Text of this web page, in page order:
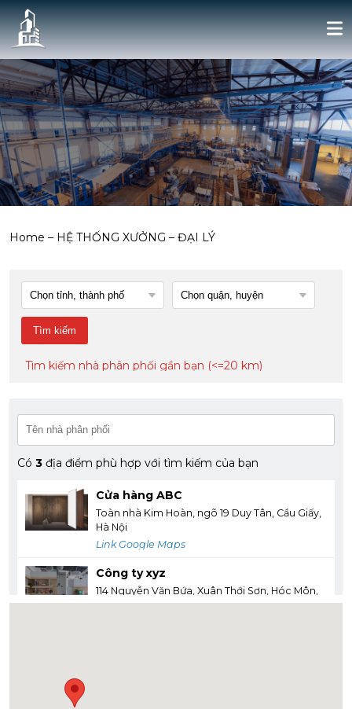
Home – HỆ THỐNG XƯỞNG – ĐẠI LÝ
Tìm kiếm nhà phân phối gần bạn (<=20 km)
Có 3 địa điểm phù hợp với tìm kiếm của bạn
Cửa hàng ABC
Toàn nhà Kim Hoàn, ngõ 19 Duy Tân, Cầu Giấy,
Hà Nội
Link Google Maps
Công ty xyz
114 Nguyễn Văn Bứa, Xuân Thới Sơn, Hóc Môn,
Thành Phố Hồ Chí Minh